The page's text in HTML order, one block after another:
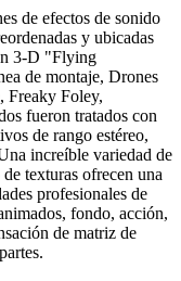
de efectos de sonido
y ubicadas
3-D "Flying
de montaje, Drones
Freaky Foley,
fueron tratados con
de rango estéreo,
increíble variedad de
de texturas ofrecen una
profesionales de
fondo, acción,
de matriz de